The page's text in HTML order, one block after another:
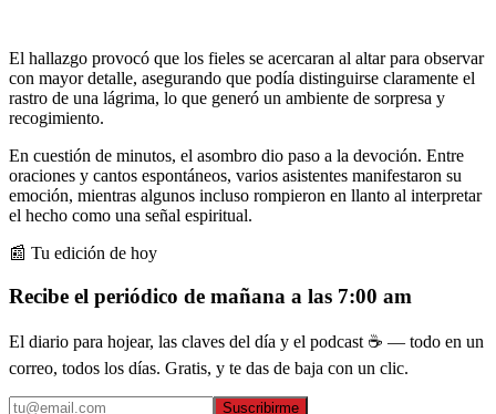
El hallazgo provocó que los fieles se acercaran al altar para observar
con mayor detalle, asegurando que podía distinguirse claramente el
rastro de una lágrima, lo que generó un ambiente de sorpresa y
recogimiento.
En cuestión de minutos, el asombro dio paso a la devoción. Entre
oraciones y cantos espontáneos, varios asistentes manifestaron su
emoción, mientras algunos incluso rompieron en llanto al interpretar
el hecho como una señal espiritual.
📰 Tu edición de hoy
Recibe el periódico de mañana a las 7:00 am
El diario para hojear, las claves del día y el podcast ☕ — todo en un
correo, todos los días. Gratis, y te das de baja con un clic.
Suscribirme